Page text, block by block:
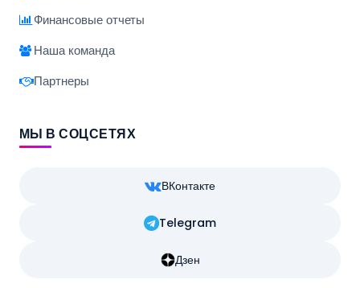
Финансовые отчеты
Наша команда
Партнеры
МЫ В СОЦСЕТЯХ
ВКонтакте
Telegram
Дзен